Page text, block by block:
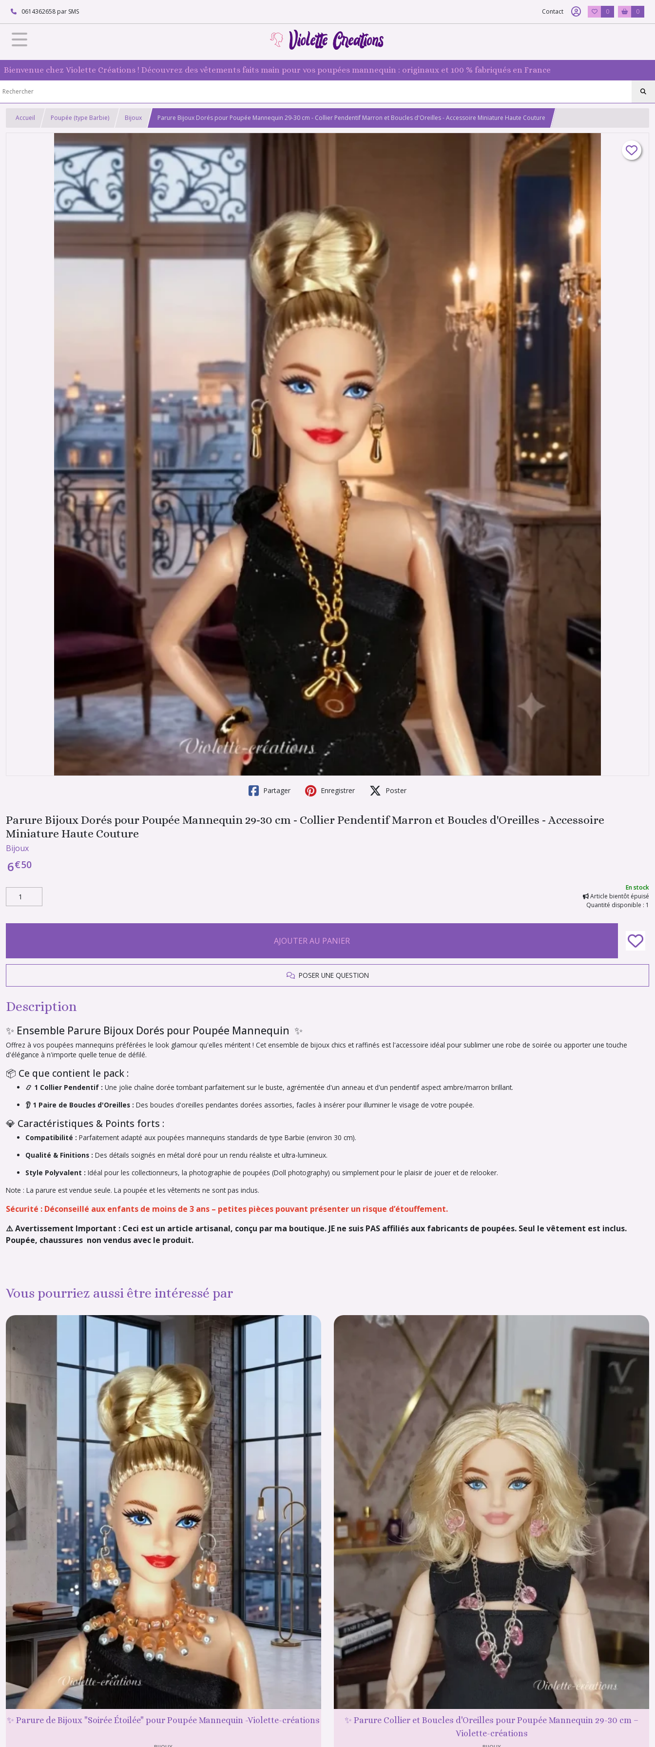
0614362658 par SMS Contact 0 0
Bienvenue chez Violette Créations ! Découvrez des vêtements faits main pour vos poupées mannequin : originaux et 100 % fabriqués en France
Accueil Poupée (type Barbie) Bijoux Parure Bijoux Dorés pour Poupée Mannequin 29-30 cm - Collier Pendentif Marron et Boucles d'Oreilles - Accessoire Miniature Haute Couture
Partager Enregistrer Poster
Parure Bijoux Dorés pour Poupée Mannequin 29-30 cm - Collier Pendentif Marron et Boucles d'Oreilles - Accessoire
Miniature Haute Couture
Bijoux
6€50
En stock
Article bientôt épuisé
Quantité disponible : 1
AJOUTER AU PANIER
POSER UNE QUESTION
Description
✨ Ensemble Parure Bijoux Dorés pour Poupée Mannequin ✨
Offrez à vos poupées mannequins préférées le look glamour qu'elles méritent ! Cet ensemble de bijoux chics et raffinés est l'accessoire idéal pour sublimer une robe de soirée ou apporter une touche
d'élégance à n'importe quelle tenue de défilé.
📦 Ce que contient le pack :
📿 1 Collier Pendentif : Une jolie chaîne dorée tombant parfaitement sur le buste, agrémentée d'un anneau et d'un pendentif aspect ambre/marron brillant.
👂 1 Paire de Boucles d'Oreilles : Des boucles d'oreilles pendantes dorées assorties, faciles à insérer pour illuminer le visage de votre poupée.
💎 Caractéristiques & Points forts :
Compatibilité : Parfaitement adapté aux poupées mannequins standards de type Barbie (environ 30 cm).
Qualité & Finitions : Des détails soignés en métal doré pour un rendu réaliste et ultra-lumineux.
Style Polyvalent : Idéal pour les collectionneurs, la photographie de poupées (Doll photography) ou simplement pour le plaisir de jouer et de relooker.
Note : La parure est vendue seule. La poupée et les vêtements ne sont pas inclus.
Sécurité : Déconseillé aux enfants de moins de 3 ans – petites pièces pouvant présenter un risque d’étouffement.
⚠️ Avertissement Important : Ceci est un article artisanal, conçu par ma boutique. JE ne suis PAS affiliés aux fabricants de poupées. Seul le vêtement est inclus.
Poupée, chaussures non vendus avec le produit.
Vous pourriez aussi être intéressé par
✨ Parure de Bijoux "Soirée Étoilée" pour Poupée Mannequin -Violette-créations
✨ Parure Collier et Boucles d'Oreilles pour Poupée Mannequin 29-30 cm –
Violette-créations